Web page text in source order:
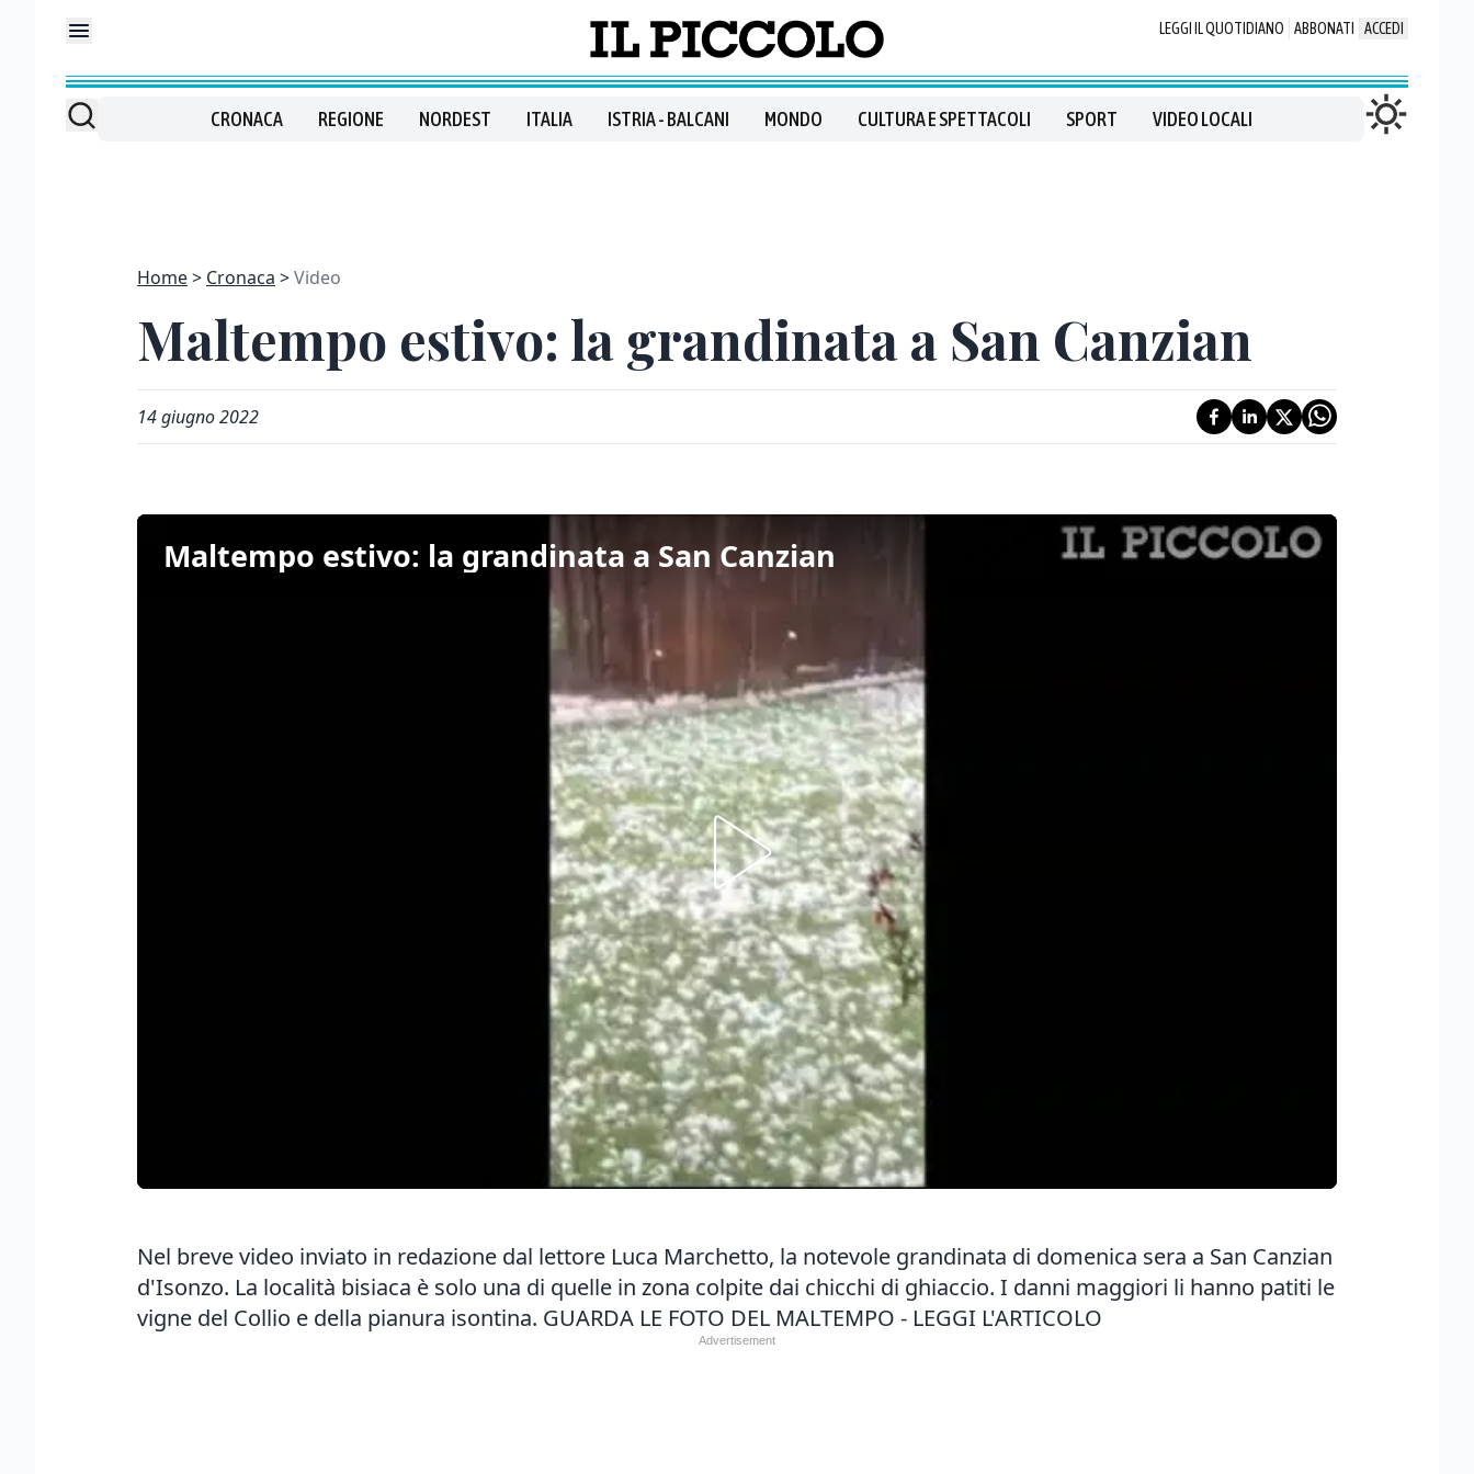
LEGGI IL QUOTIDIANO ABBONATI ACCEDI
CRONACA REGIONE NORDEST ITALIA ISTRIA - BALCANI MONDO CULTURA E SPETTACOLI SPORT VIDEO LOCALI
Home Cronaca Video
Maltempo estivo: la grandinata a San Canzian
14 giugno 2022
Maltempo estivo: la grandinata a San Canzian
Nel breve video inviato in redazione dal lettore Luca Marchetto, la notevole grandinata di domenica sera a San Canzian
d'Isonzo. La località bisiaca è solo una di quelle in zona colpite dai chicchi di ghiaccio. I danni maggiori li hanno patiti le
vigne del Collio e della pianura isontina. GUARDA LE FOTO DEL MALTEMPO - LEGGI L'ARTICOLO